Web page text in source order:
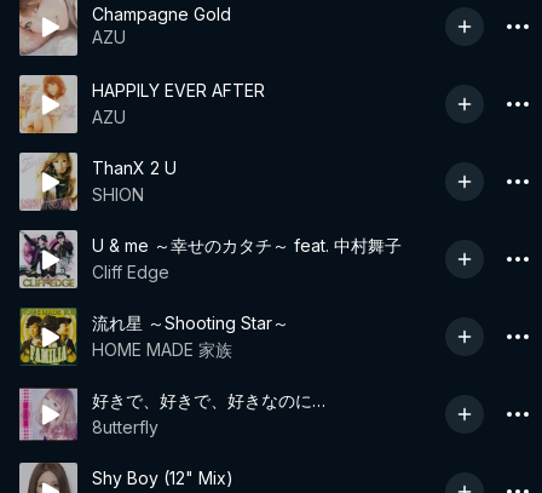
Champagne Gold
AZU
HAPPILY EVER AFTER
AZU
ThanX 2 U
SHION
U & me ～幸せのカタチ～ feat. 中村舞子
Cliff Edge
流れ星 ～Shooting Star～
HOME MADE 家族
好きで、好きで、好きなのに…
8utterfly
Shy Boy (12" Mix)